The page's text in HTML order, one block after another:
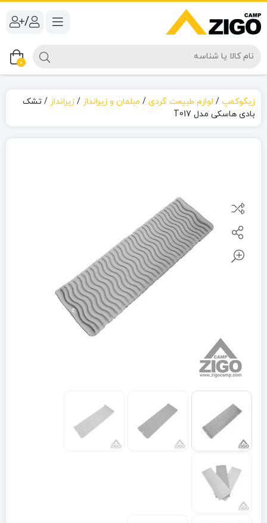
/
0
زیگوکمپ / لوازم طبیعت گردی / مبلمان و زیرانداز / زیرانداز / تشک
بادی هاسکی مدل T017